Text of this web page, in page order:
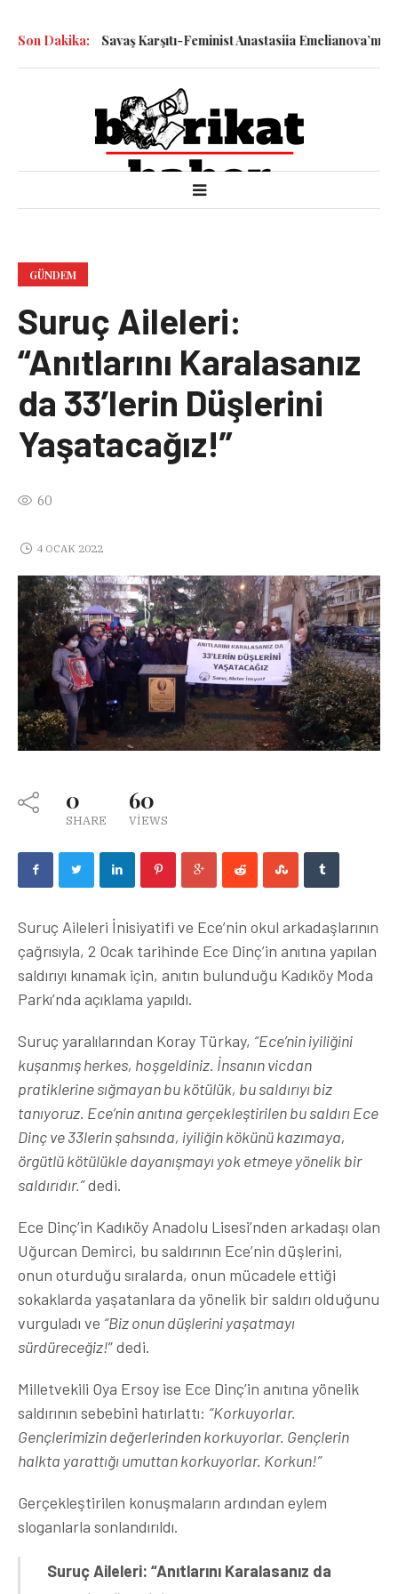
Son Dakika:
Katledilen Savaş Karşıtı-Feminist Anastasiia Emelianova’nın
GÜNDEM
Suruç Aileleri:
“Anıtlarını Karalasanız
da 33’lerin Düşlerini
Yaşatacağız!”
60
4 OCAK 2022
0
SHARE
60
VIEWS
Suruç Aileleri İnisiyatifi ve Ece’nin okul arkadaşlarının
çağrısıyla, 2 Ocak tarihinde Ece Dinç’in anıtına yapılan
saldırıyı kınamak için, anıtın bulunduğu Kadıköy Moda
Parkı’nda açıklama yapıldı.
Suruç yaralılarından Koray Türkay, “Ece’nin iyiliğini
kuşanmış herkes, hoşgeldiniz. İnsanın vicdan
pratiklerine sığmayan bu kötülük, bu saldırıyı biz
tanıyoruz. Ece’nin anıtına gerçekleştirilen bu saldırı Ece
Dinç ve 33lerin şahsında, iyiliğin kökünü kazımaya,
örgütlü kötülükle dayanışmayı yok etmeye yönelik bir
saldırıdır.”dedi.
Ece Dinç’in Kadıköy Anadolu Lisesi’nden arkadaşı olan
Uğurcan Demirci, bu saldırının Ece’nin düşlerini,
onun oturduğu sıralarda, onun mücadele ettiği
sokaklarda yaşatanlara da yönelik bir saldırı olduğunu
vurguladı ve “Biz onun düşlerini yaşatmayı
sürdüreceğiz!” dedi.
Milletvekili Oya Ersoy ise Ece Dinç’in anıtına yönelik
saldırının sebebini hatırlattı: “Korkuyorlar.
Gençlerimizin değerlerinden korkuyorlar. Gençlerin
halkta yarattığı umuttan korkuyorlar. Korkun!”
Gerçekleştirilen konuşmaların ardından eylem
sloganlarla sonlandırıldı.
Suruç Aileleri: “Anıtlarını Karalasanız da